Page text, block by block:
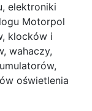
elektroniki
Motorpol
klocków i
wahaczy,
oświetlenia